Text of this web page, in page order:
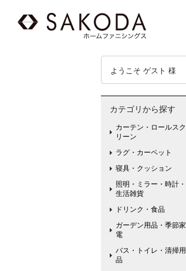
ようこそ ゲスト 様
カテゴリから探す
カーテン・ロールスク
リーン
ラグ・カーペット
寝具・クッション
照明・ミラー・時計・
生活雑貨
ドリンク・食品
ガーデン用品・季節家
電
バス・トイレ・清掃用
品